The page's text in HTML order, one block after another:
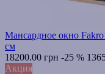
Мансардное окно
см
18200.00 грн -25 %
Акция